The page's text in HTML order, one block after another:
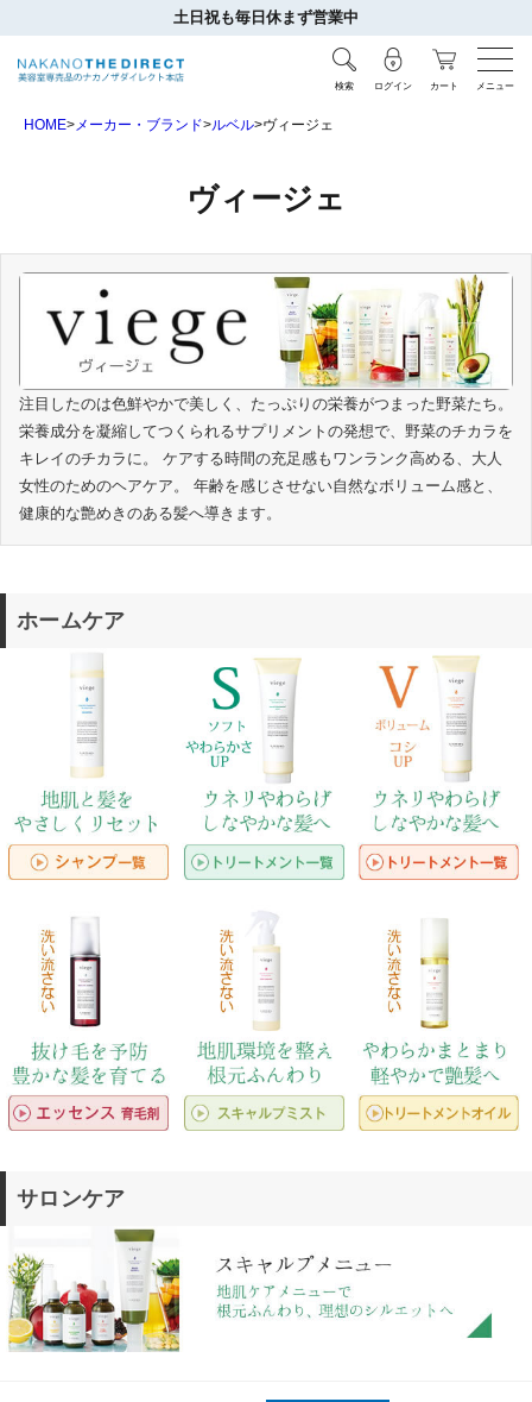
土日祝も毎日休まず営業中
検索 ログイン カート メニュー
HOME メーカー・ブランド ルベル ヴィージェ
ヴィージェ
注目したのは色鮮やかで美しく、たっぷりの栄養がつまった野菜たち。
栄養成分を凝縮してつくられるサプリメントの発想で、野菜のチカラを
キレイのチカラに。 ケアする時間の充足感もワンランク高める、大人
女性のためのヘアケア。 年齢を感じさせない自然なボリューム感と、
健康的な艶めきのある髪へ導きます。
ホームケア
サロンケア